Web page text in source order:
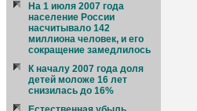
На 1 июля 2007 года
население России
насчитывало 142
миллиона человек, и его
сокращение замедлилось
К началу 2007 года доля
детей моложе 16 лет
снизилась до 16%